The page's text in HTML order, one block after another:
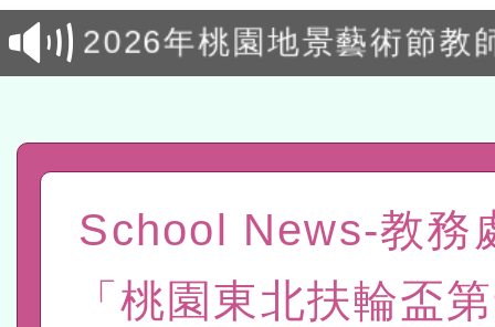
位及節水達人選拔活動」
市孔廟祈福系列活動—儒
航」
2026年桃園地景藝術節教
「2026桃園藝術巡演」活
轉知教育部國民及學前教
進學校輔導計畫師資專業
計畫
民族教育政策研討會「原
趨勢與發展」
轉知教育部國民及學前教
政府教育局辦理「115年
函轉國立臺灣師範大學辦
School News-教務
「桃園東北扶輪盃